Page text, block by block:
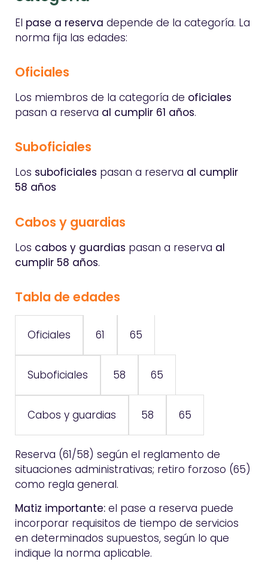
El pase a reserva depende de la categoría. La
norma fija las edades:
Oficiales
Los miembros de la categoría de oficiales
pasan a reserva al cumplir 61 años.
Suboficiales
Los suboficiales pasan a reserva al cumplir
58 años
Cabos y guardias
Los cabos y guardias pasan a reserva al
cumplir 58 años.
Tabla de edades
Oficiales 61 65
Suboficiales 58 65
Cabos y guardias 58 65
Reserva (61/58) según el reglamento de
situaciones administrativas; retiro forzoso (65)
como regla general.
Matiz importante: el pase a reserva puede
incorporar requisitos de tiempo de servicios
en determinados supuestos, según lo que
indique la norma aplicable.